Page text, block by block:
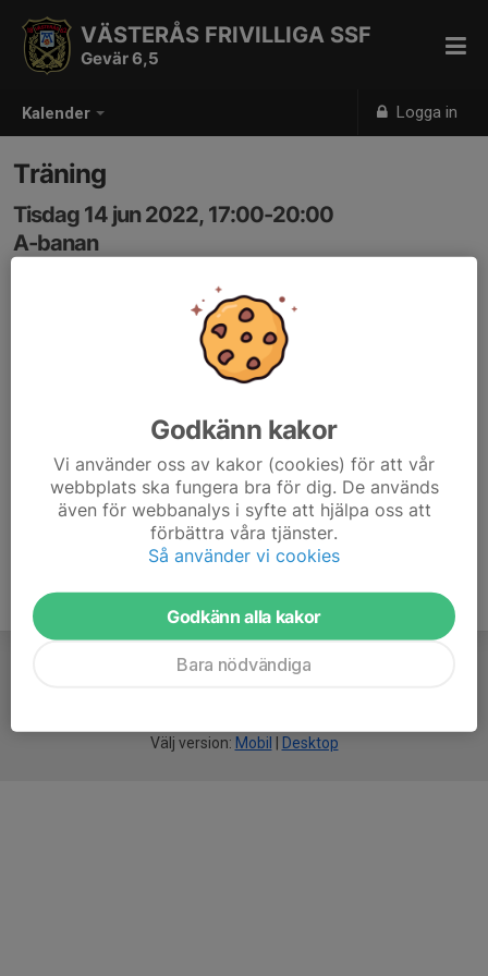
Kalender Logga in
VÄSTERÅS FRIVILLIGA SSF
Gevär 6,5
Träning
Tisdag 14 jun 2022, 17:00-20:00
A-banan
Välj version: Mobil Desktop
Godkänn kakor
Vi använder oss av kakor (cookies) för att vår
webbplats ska fungera bra för dig. De används
även för webbanalys i syfte att hjälpa oss att
förbättra våra tjänster.
Så använder vi cookies
Godkänn alla kakor
Bara nödvändiga